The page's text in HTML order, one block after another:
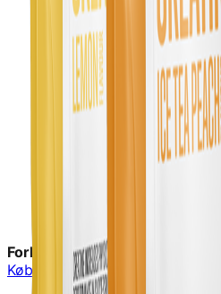
Forhandler: Bodylab
Køb hos
Bodylab